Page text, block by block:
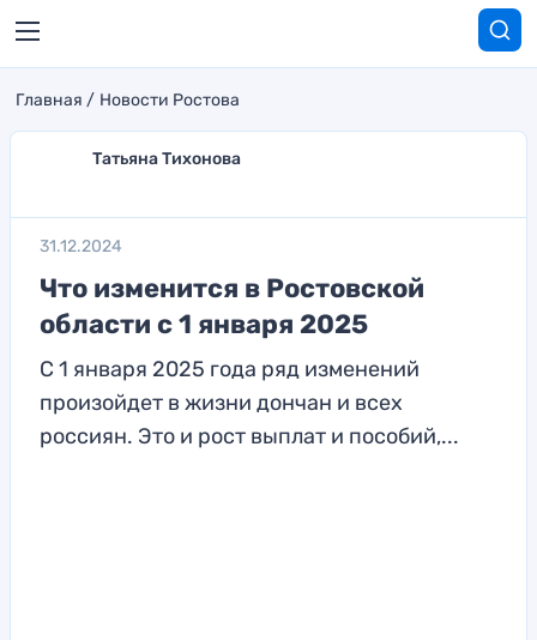
Главная Новости Ростова
Татьяна Тихонова
31.12.2024
Что изменится в Ростовской
области с 1 января 2025
С 1 января 2025 года ряд изменений
произойдет в жизни дончан и всех
россиян. Это и рост выплат и пособий,...